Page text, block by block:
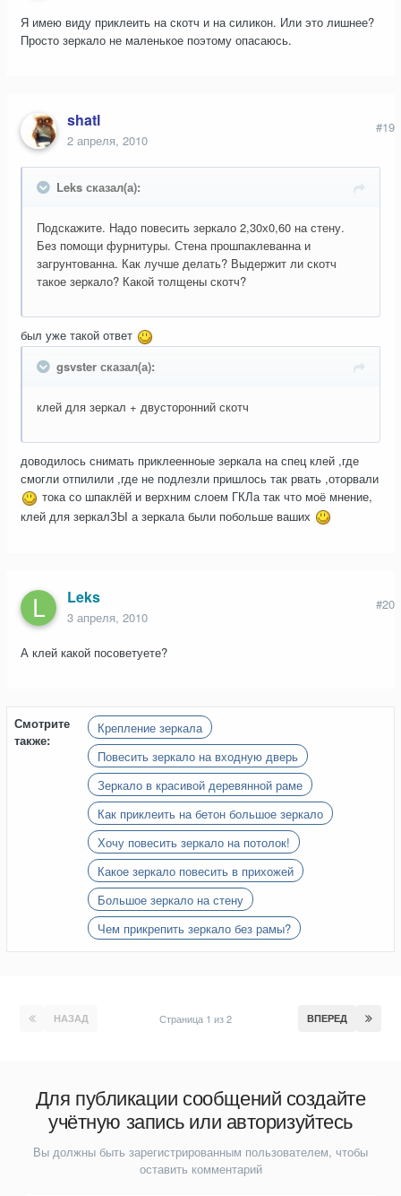
Я имею виду приклеить на скотч и на силикон. Или это лишнее?
Просто зеркало не маленькое поэтому опасаюсь.
shatl
2 апреля, 2010
#19
Leks сказал(а):
Подскажите. Надо повесить зеркало 2,30х0,60 на стену.
Без помощи фурнитуры. Стена прошпаклеванна и
загрунтованна. Как лучше делать? Выдержит ли скотч
такое зеркало? Какой толщены скотч?
был уже такой ответ
gsvster сказал(а):
клей для зеркал + двусторонний скотч
доводилось снимать приклеенноые зеркала на спец клей ,где
смогли отпилили ,где не подлезли пришлось так рвать ,оторвали
тока со шпаклёй и верхним слоем ГКЛа так что моё мнение,
клей для зеркалЗЫ а зеркала были побольше ваших
Leks
3 апреля, 2010
#20
А клей какой посоветуете?
Смотрите
также:
Крепление зеркала
Повесить зеркало на входную дверь
Зеркало в красивой деревянной раме
Как приклеить на бетон большое зеркало
Хочу повесить зеркало на потолок!
Какое зеркало повесить в прихожей
Большое зеркало на стену
Чем прикрепить зеркало без рамы?
НАЗАД ВПЕРЕД
Страница 1 из 2
Для публикации сообщений создайте
учётную запись или авторизуйтесь
Вы должны быть зарегистрированным пользователем, чтобы
оставить комментарий